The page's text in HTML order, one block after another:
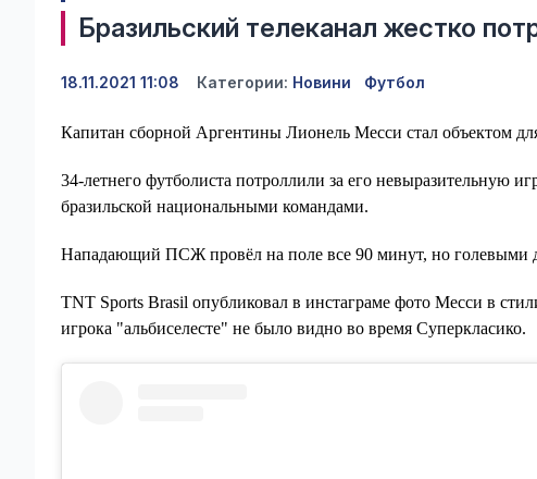
Бразильский телеканал жестко
18.11.2021 11:08 Категории: Новини Футбол
Капитан сборной Аргентины Лионель Месси стал объектом
34-летнего футболиста потроллили за его невыразительную
бразильской национальными командами.
Нападающий ПСЖ провёл на поле все 90 минут, но голевыми
TNT Sports Brasil опубликовал в инстаграме фото Месси в
игрока "альбиселесте" не было видно во время Суперкласико.